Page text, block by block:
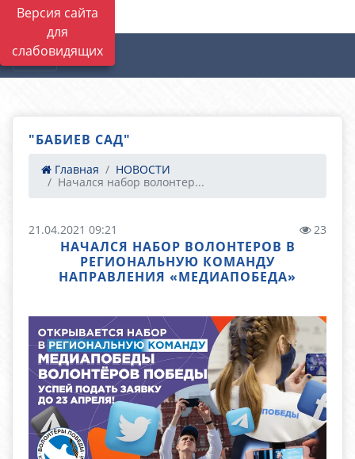
Версия сайта
для
слабовидящих
"БАБИЕВ САД"
Главная
НОВОСТИ
Начался набор волонтер...
21.04.2021 09:21 23
НАЧАЛСЯ НАБОР ВОЛОНТЕРОВ В
РЕГИОНАЛЬНУЮ КОМАНДУ
НАПРАВЛЕНИЯ «МЕДИАПОБЕДА»